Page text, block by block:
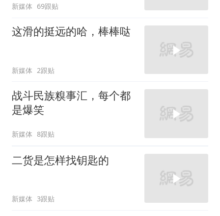
新媒体 69跟贴
这滑的挺远的哈，棒棒哒
新媒体 2跟贴
战斗民族糗事汇，每个都
是爆笑
新媒体 8跟贴
二货是怎样找钥匙的
新媒体 3跟贴